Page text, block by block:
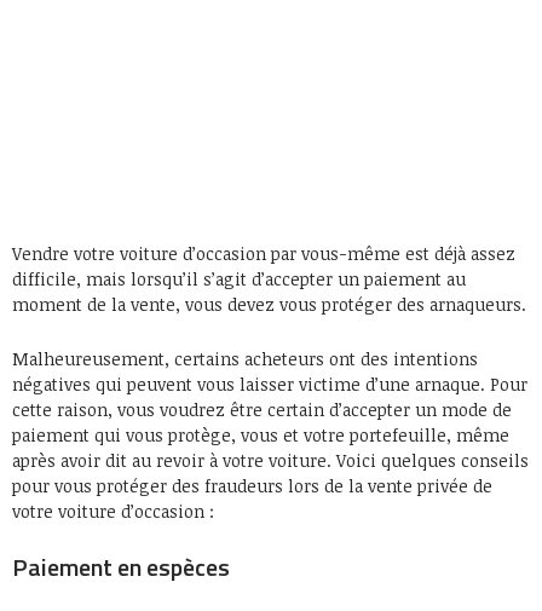
Vendre votre voiture d’occasion par vous-même est déjà assez
difficile, mais lorsqu’il s’agit d’accepter un paiement au
moment de la vente, vous devez vous protéger des arnaqueurs.
Malheureusement, certains acheteurs ont des intentions
négatives qui peuvent vous laisser victime d’une arnaque. Pour
cette raison, vous voudrez être certain d’accepter un mode de
paiement qui vous protège, vous et votre portefeuille, même
après avoir dit au revoir à votre voiture. Voici quelques conseils
pour vous protéger des fraudeurs lors de la vente privée de
votre voiture d’occasion :
Paiement en espèces